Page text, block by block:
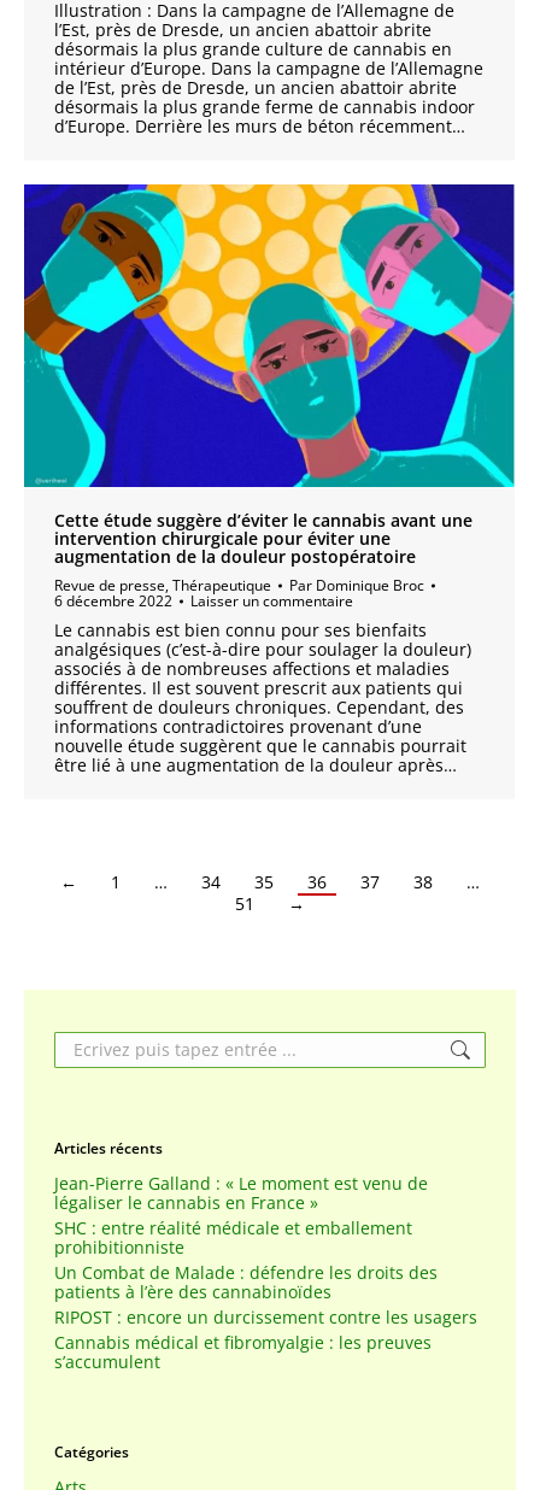
Illustration : Dans la campagne de l’Allemagne de
l’Est, près de Dresde, un ancien abattoir abrite
désormais la plus grande culture de cannabis en
intérieur d’Europe. Dans la campagne de l’Allemagne
de l’Est, près de Dresde, un ancien abattoir abrite
désormais la plus grande ferme de cannabis indoor
d’Europe. Derrière les murs de béton récemment…
Cette étude suggère d’éviter le cannabis avant une
intervention chirurgicale pour éviter une
augmentation de la douleur postopératoire
Revue de presse,Thérapeutique Par Dominique Broc
6 décembre 2022 Laisser un commentaire
Le cannabis est bien connu pour ses bienfaits
analgésiques (c’est-à-dire pour soulager la douleur)
associés à de nombreuses affections et maladies
différentes. Il est souvent prescrit aux patients qui
souffrent de douleurs chroniques. Cependant, des
informations contradictoires provenant d’une
nouvelle étude suggèrent que le cannabis pourrait
être lié à une augmentation de la douleur après…
← 1 … 34 35 36 37 38
…
51
→
Search:
Articles récents
Jean-Pierre Galland : « Le moment est venu de
légaliser le cannabis en France »
SHC : entre réalité médicale et emballement
prohibitionniste
Un Combat de Malade : défendre les droits des
patients à l’ère des cannabinoïdes
RIPOST : encore un durcissement contre les usagers
Cannabis médical et fibromyalgie : les preuves
s’accumulent
Catégories